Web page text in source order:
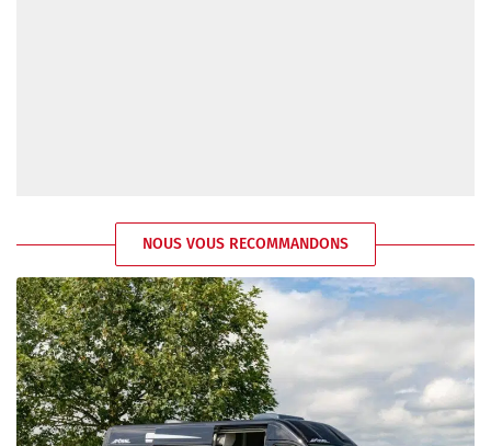
NOUS VOUS RECOMMANDONS